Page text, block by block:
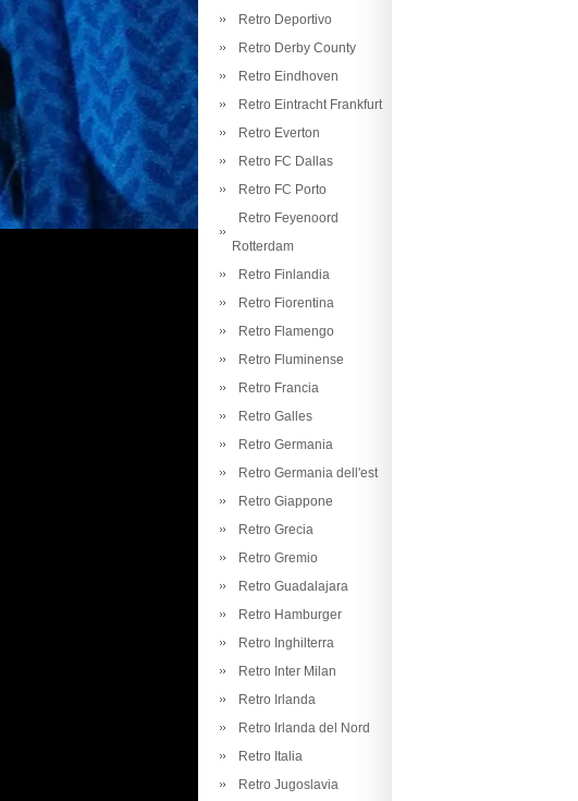
Retro Deportivo
Retro Derby County
Retro Eindhoven
Retro Eintracht Frankfurt
Retro Everton
Retro FC Dallas
Retro FC Porto
Retro Feyenoord
Rotterdam
Retro Finlandia
Retro Fiorentina
Retro Flamengo
Retro Fluminense
Retro Francia
Retro Galles
Retro Germania
Retro Germania dell'est
Retro Giappone
Retro Grecia
Retro Gremio
Retro Guadalajara
Retro Hamburger
Retro Inghilterra
Retro Inter Milan
Retro Irlanda
Retro Irlanda del Nord
Retro Italia
Retro Jugoslavia